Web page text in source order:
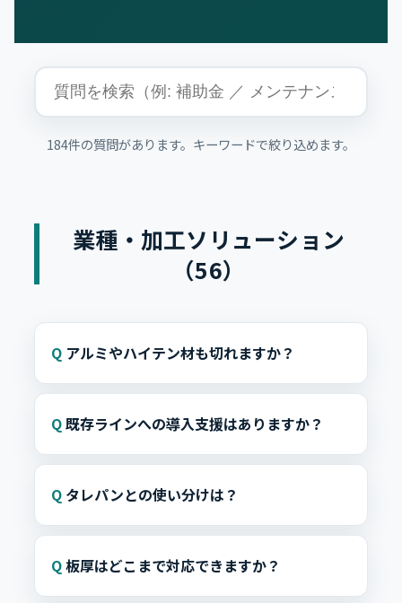
184件の質問があります。キーワードで絞り込めます。
業種・加工ソリューション
（56）
アルミやハイテン材も切れますか？
既存ラインへの導入支援はありますか？
タレパンとの使い分けは？
板厚はどこまで対応できますか？